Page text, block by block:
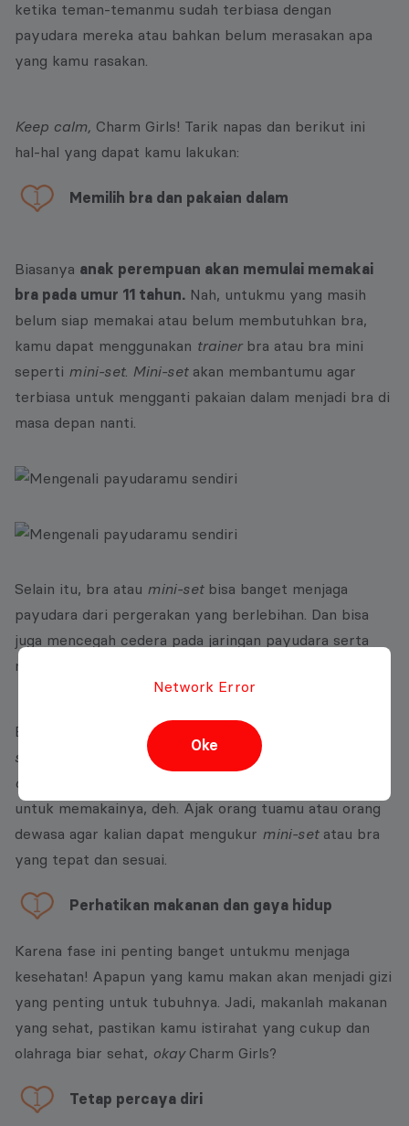
ketika teman-temanmu sudah terbiasa dengan
payudara mereka atau bahkan belum merasakan apa
yang kamu rasakan.
Keep calm, Charm Girls! Tarik napas dan berikut ini
hal-hal yang dapat kamu lakukan:
Memilih bra dan pakaian dalam
Biasanya anak perempuan akan memulai memakai
bra pada umur 11 tahun. Nah, untukmu yang masih
belum siap memakai atau belum membutuhkan bra,
kamu dapat menggunakan trainerbra atau bra mini
seperti mini-set. Mini-set akan membantumu agar
terbiasa untuk mengganti pakaian dalam menjadi bra di
masa depan nanti.
Selain itu, bra atau mini-setbisa banget menjaga
payudara dari pergerakan yang berlebihan. Dan bisa
juga mencegah cedera pada jaringan payudara serta
membuat postur tubuhmu terlihat lebih baik.
Biar seru, kamu bisa memilih bentuk dan motif
set
, banyak sekali pilihan yang lucu-lucu di toko dan
online shop
untuk memakainya, deh. Ajak orang tuamu atau orang
dewasa agar kalian dapat mengukur mini-setatau bra
yang tepat dan sesuai.
Perhatikan makanan dan gaya hidup
Karena fase ini penting banget untukmu menjaga
kesehatan! Apapun yang kamu makan akan menjadi gizi
yang penting untuk tubuhnya. Jadi, makanlah makanan
yang sehat, pastikan kamu istirahat yang cukup dan
olahraga biar sehat, okayCharm Girls?
Tetap percaya diri
Network Error
Oke